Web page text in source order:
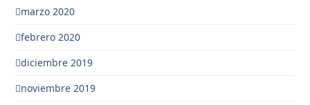
marzo 2020
febrero 2020
diciembre 2019
noviembre 2019